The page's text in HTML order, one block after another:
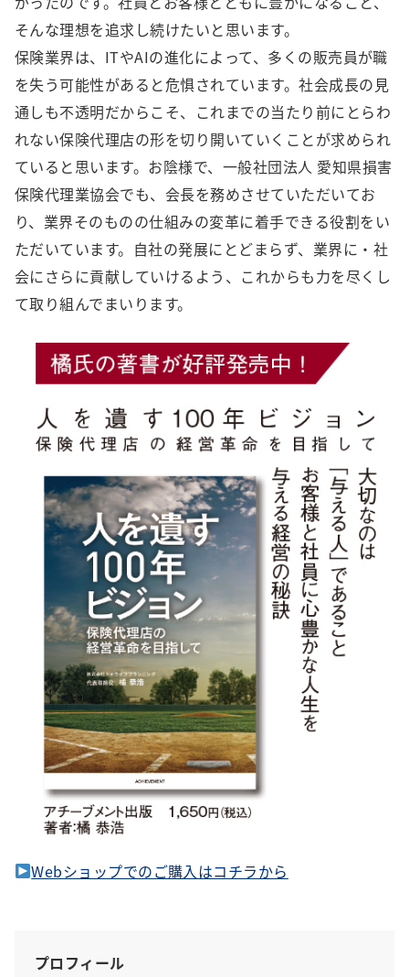
そんな理想を追求し続けたいと思います。
保険業界は、ITやAIの進化によって、多くの販売員が職
を失う可能性があると危惧されています。社会成長の見
通しも不透明だからこそ、これまでの当たり前にとらわ
れない保険代理店の形を切り開いていくことが求められ
ていると思います。お陰様で、一般社団法人 愛知県損害
保険代理業協会でも、会長を務めさせていただいてお
り、業界そのものの仕組みの変革に着手できる役割をい
ただいています。自社の発展にとどまらず、業界に・社
会にさらに貢献していけるよう、これからも力を尽くし
て取り組んでまいります。
Webショップでのご購入はコチラから
プロフィール